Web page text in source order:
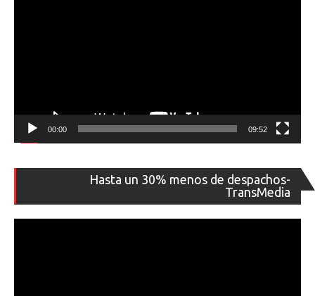
00:00 09:52
Hasta un 30% menos de despachos-
TransMedia
de